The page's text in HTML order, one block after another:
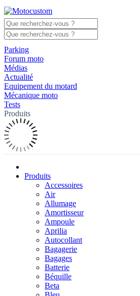
Parking
Forum moto
Médias
Actualité
Equipement du motard
Mécanique moto
Tests
Produits
Produits
Accessoires
Air
Allumage
Amortisseur
Ampoule
Aprilia
Autocollant
Bagagerie
Bagages
Batterie
Béquille
Beta